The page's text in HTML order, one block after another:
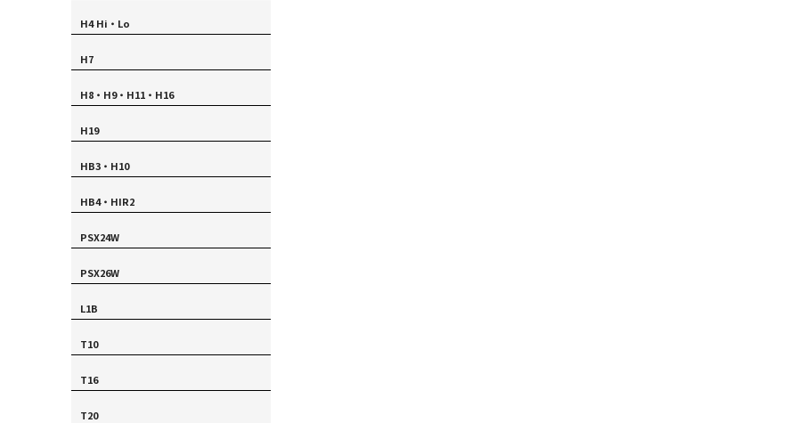
H4 Hi・Lo
H7
H8・H9・H11・H16
H19
HB3・H10
HB4・HIR2
PSX24W
PSX26W
L1B
T10
T16
T20